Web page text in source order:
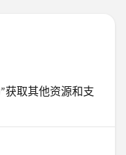
获取其他资源和支